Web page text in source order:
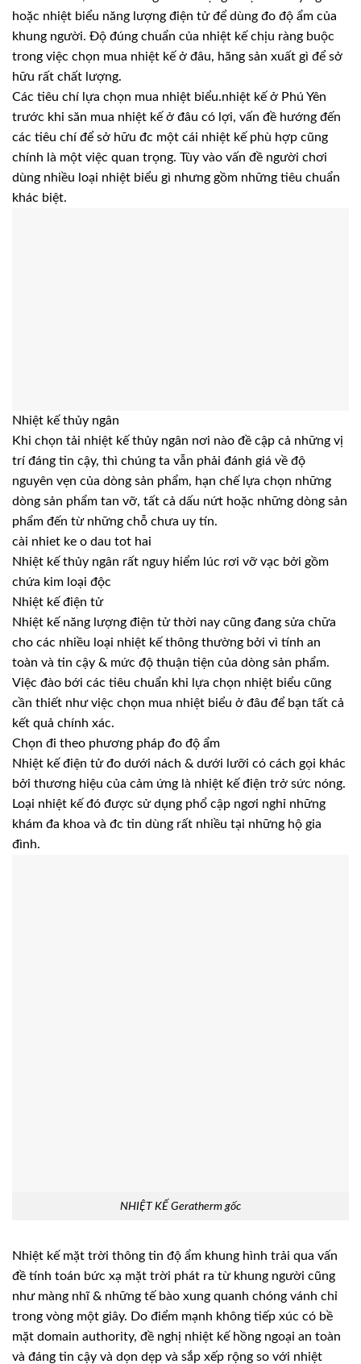
hoặc nhiệt biểu năng lượng điện tử để dùng đo độ ẩm của
khung người. Độ đúng chuẩn của nhiệt kế chịu ràng buộc
trong việc chọn mua nhiệt kế ở đâu, hãng sản xuất gì để sở
hữu rất chất lượng.
Các tiêu chí lựa chọn mua nhiệt biểu.nhiệt kế ở Phú Yên
trước khi săn mua nhiệt kế ở đâu có lợi, vấn đề hướng đến
các tiêu chí để sở hữu đc một cái nhiệt kế phù hợp cũng
chính là một việc quan trọng. Tùy vào vấn đề người chơi
dùng nhiều loại nhiệt biểu gì nhưng gồm những tiêu chuẩn
khác biệt.
Nhiệt kế thủy ngân
Khi chọn tải nhiệt kế thủy ngân nơi nào đề cập cả những vị
trí đáng tin cậy, thì chúng ta vẫn phải đánh giá về độ
nguyên vẹn của dòng sản phẩm, hạn chế lựa chọn những
dòng sản phẩm tan vỡ, tất cả dấu nứt hoặc những dòng sản
phẩm đến từ những chỗ chưa uy tín.
cài nhiet ke o dau tot hai
Nhiệt kế thủy ngân rất nguy hiểm lúc rơi vỡ vạc bởi gồm
chứa kim loại độc
Nhiệt kế điện tử
Nhiệt kế năng lượng điện tử thời nay cũng đang sửa chữa
cho các nhiều loại nhiệt kế thông thường bởi vì tính an
toàn và tin cậy & mức độ thuận tiện của dòng sản phẩm.
Việc đào bới các tiêu chuẩn khi lựa chọn nhiệt biểu cũng
cần thiết như việc chọn mua nhiệt biểu ở đâu để bạn tất cả
kết quả chính xác.
Chọn đi theo phương pháp đo độ ẩm
Nhiệt kế điện tử đo dưới nách & dưới lưỡi có cách gọi khác
bởi thương hiệu của cảm ứng là nhiệt kế điện trở sức nóng.
Loại nhiệt kế đó được sử dụng phổ cập ngơi nghỉ những
khám đa khoa và đc tin dùng rất nhiều tại những hộ gia
đình.
NHIỆT KẾ Geratherm gốc
Nhiệt kế mặt trời thông tin độ ẩm khung hình trải qua vấn
đề tính toán bức xạ mặt trời phát ra từ khung người cũng
như màng nhĩ & những tế bào xung quanh chóng vánh chỉ
trong vòng một giây. Do điểm mạnh không tiếp xúc có bề
mặt domain authority, đề nghị nhiệt kế hồng ngoại an toàn
và đáng tin cậy và dọn dẹp và sắp xếp rộng so với nhiệt